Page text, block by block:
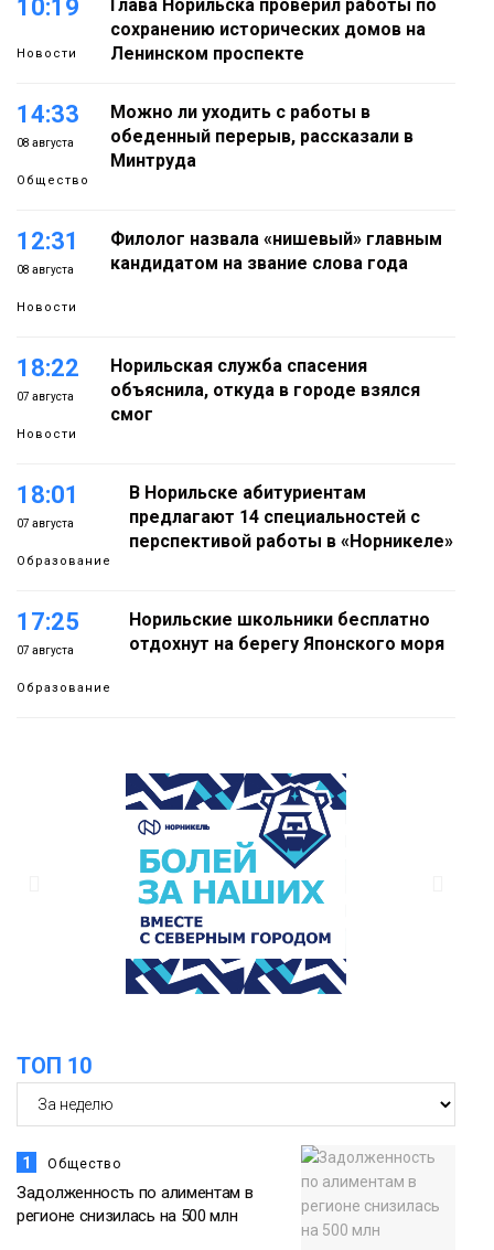
10:19
Новости
Глава Норильска проверил работы по
сохранению исторических домов на
Ленинском проспекте
14:33
08 августа
Общество
Можно ли уходить с работы в
обеденный перерыв, рассказали в
Минтруда
12:31
08 августа
Новости
Филолог назвала «нишевый» главным
кандидатом на звание слова года
18:22
07 августа
Новости
Норильская служба спасения
объяснила, откуда в городе взялся
смог
18:01
07 августа
Образование
В Норильске абитуриентам
предлагают 14 специальностей с
перспективой работы в «Норникеле»
17:25
07 августа
Образование
Норильские школьники бесплатно
отдохнут на берегу Японского моря
скверы и тысячи растений появятся по
всему городу
Итальянский шеф-повар Федерико
Арнальди изучает кухню и прошлое
Норильска
Спорт
Игрок ФК «Норильск» Артём Антошкин
ТОП 10
1 Общество
Задолженность по алиментам в
регионе снизилась на 500 млн